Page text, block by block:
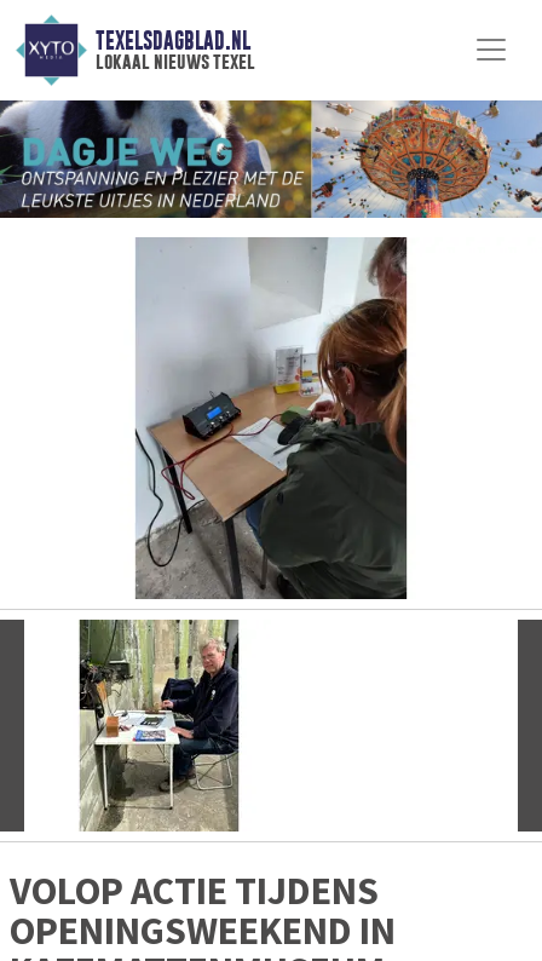
TEXELSDAGBLAD.NL
lokaal nieuws texel
VOLOP ACTIE TIJDENS
OPENINGSWEEKEND IN